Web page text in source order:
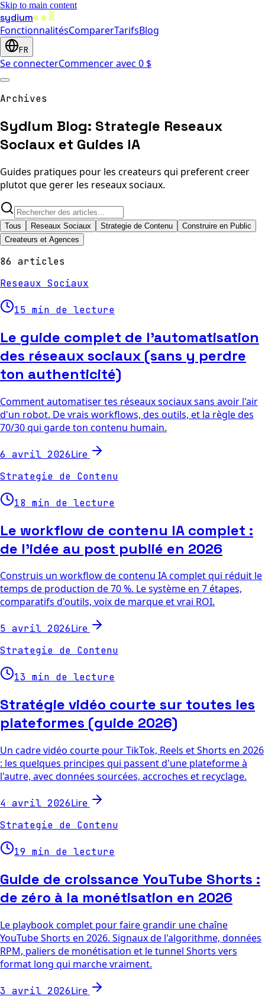
Skip to main content
sydium
FonctionnalitésComparerTarifsBlog
FR
Se connecterCommencer avec 0 $
Archives
Sydium Blog: Strategie Reseaux
Sociaux et Guides IA
Guides pratiques pour les createurs qui preferent creer
plutot que gerer les reseaux sociaux.
Tous Reseaux Sociaux Strategie de Contenu
Construire en Public
Createurs et Agences
86 articles
Reseaux Sociaux
15 min de lecture
Le guide complet de l'automatisation
des réseaux sociaux (sans y perdre
ton authenticité)
Comment automatiser tes réseaux sociaux sans avoir l'air
d'un robot. De vrais workflows, des outils, et la règle des
70/30 qui garde ton contenu humain.
6 avril 2026Lire
Strategie de Contenu
18 min de lecture
Le workflow de contenu IA complet :
de l'idée au post publié en 2026
Construis un workflow de contenu IA complet qui réduit le
temps de production de 70 %. Le système en 7 étapes,
comparatifs d'outils, voix de marque et vrai ROI.
5 avril 2026Lire
Strategie de Contenu
13 min de lecture
Stratégie vidéo courte sur toutes les
plateformes (guide 2026)
Un cadre vidéo courte pour TikTok, Reels et Shorts en 2026
: les quelques principes qui passent d'une plateforme à
l'autre, avec données sourcées, accroches et recyclage.
4 avril 2026Lire
Strategie de Contenu
19 min de lecture
Guide de croissance YouTube Shorts :
de zéro à la monétisation en 2026
Le playbook complet pour faire grandir une chaîne
YouTube Shorts en 2026. Signaux de l'algorithme, données
RPM, paliers de monétisation et le tunnel Shorts vers
format long qui marche vraiment.
3 avril 2026Lire